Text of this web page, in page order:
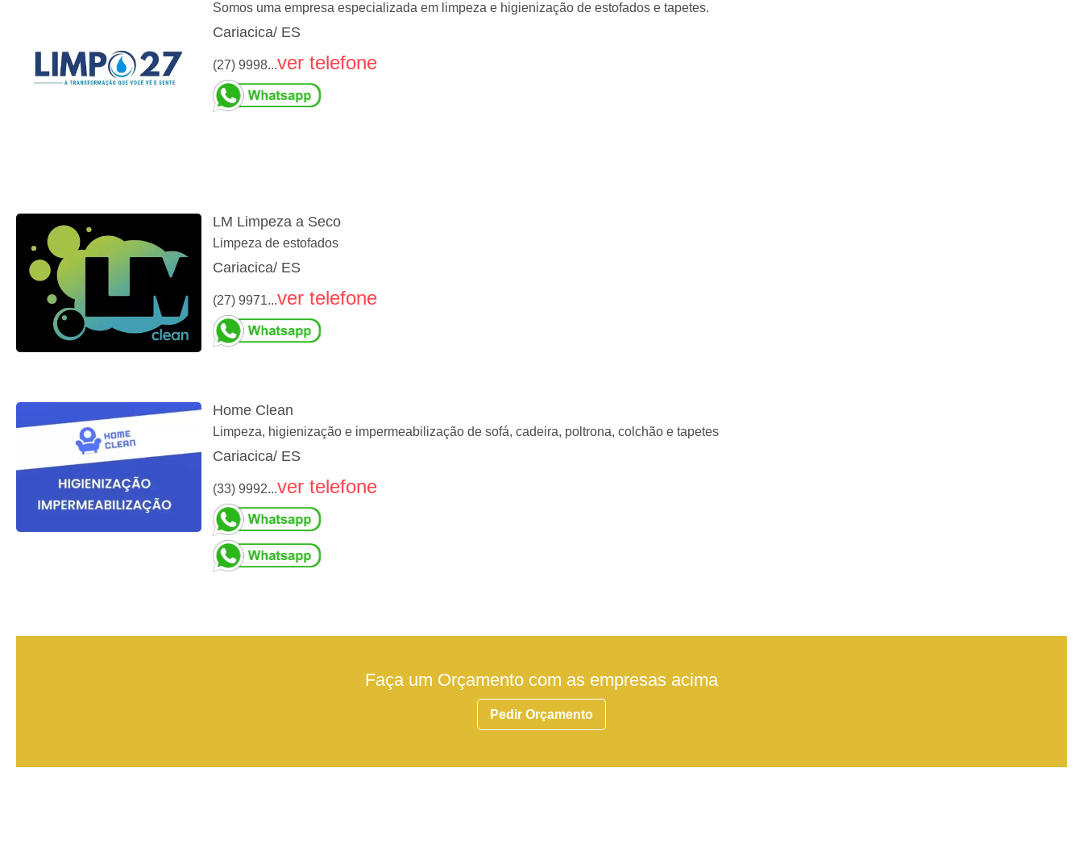
Somos uma empresa especializada em limpeza e higienização de estofados e tapetes.
Cariacica/ ES
(27) 9998...ver telefone
LM Limpeza a Seco
Limpeza de estofados
Cariacica/ ES
(27) 9971...ver telefone
Home Clean
Limpeza, higienização e impermeabilização de sofá, cadeira, poltrona, colchão e tapetes
Cariacica/ ES
(33) 9992...ver telefone
Faça um Orçamento com as empresas acima
Pedir Orçamento